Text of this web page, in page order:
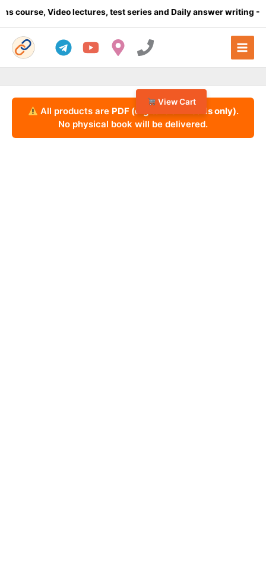
View Cart
Video lectures, test series and Daily answer writing- Click
All products are PDF (digital downloads only).
No physical book will be delivered.